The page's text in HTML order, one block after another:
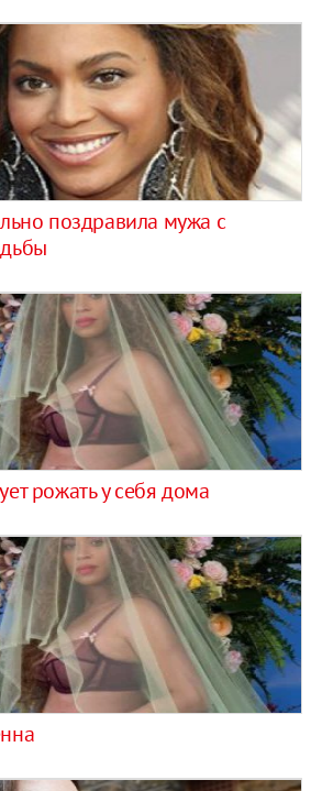
поздравила мужа с
рожать у себя дома